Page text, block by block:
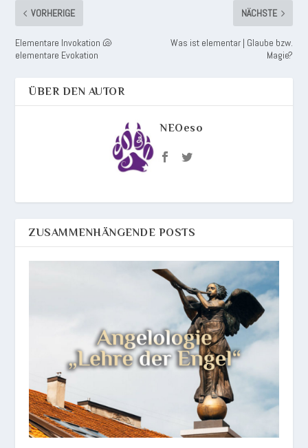
VORHERIGE
Elementare Invokation 🐚
elementare Evokation
NÄCHSTE
Was ist elementar | Glaube bzw.
Magie?
ÜBER DEN AUTOR
NEOeso
ZUSAMMENHÄNGENDE POSTS